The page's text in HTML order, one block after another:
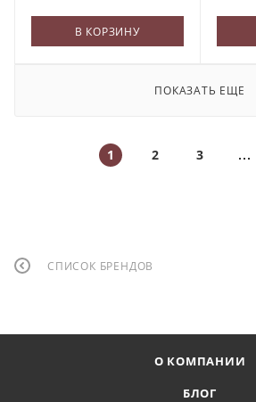
В КОРЗИНУ
ПОКАЗАТЬ ЕЩЕ
1 2 3
СПИСОК БРЕНДОВ
О КОМПАНИИ
БЛОГ